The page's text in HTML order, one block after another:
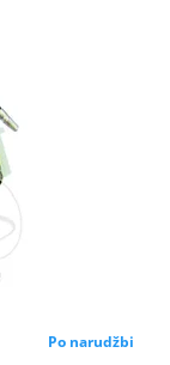
Po narudžbi